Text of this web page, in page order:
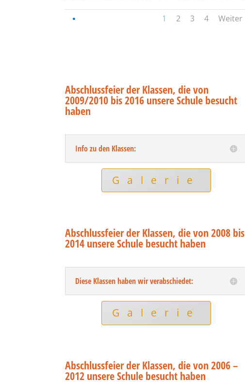
1 2 3 4 Weiter
Abschlussfeier der Klassen, die von
2009/2010 bis 2016 unsere Schule besucht
haben
Info zu den Klassen:
Galerie
Abschlussfeier der Klassen, die von 2008 bis
2014 unsere Schule besucht haben
Diese Klassen haben wir verabschiedet:
Galerie
Abschlussfeier der Klassen, die von 2006 –
2012 unsere Schule besucht haben